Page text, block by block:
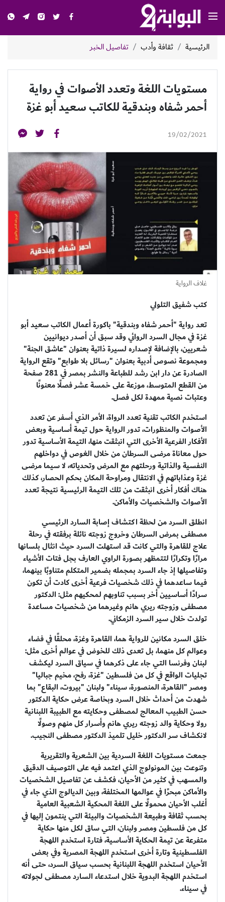
الرئيسية ثقافة وأدب تفاصيل الخبر
مستويات اللغة وتعدد الأصوات في رواية
أحمر شفاه وبندقية للكاتب سعيد أبو غزة
19/02/2021
غلاف الرواية
كتب شفيق التلولي
تعد رواية "أحمر شفاه وبندقية" باكورة أعمال الكاتب سعيد أبو
غزة في مجال السرد الروائي وقد سبق أن أصدر ديوانيين
شعريين، بالإضافة لإصداره لسيرة ذاتية بعنوان "عاشق الجنة"
ومجموعة نصوص أدبية بعنوان "رسائل بلا طوابع" وتقع الرواية
الصادرة عن دار ابن رشد للطباعة والنشر بمصر في 281 صفحة
من القطع المتوسط، موزعة على خمسة عشر فصلًا معنونًا
وعتبات نصية ممهدة لكل فصل.
استخدم الكاتب تقنية تعدد الرواة، الأمر الذي أسفر عن تعدد
الأصوات والمنظورات، تدور الرواية حول تيمة أساسية وبعض
الأفكار الفرعية الأخرى التي انبثقت منها، التيمة الأساسية تدور
حول معاناة مرضى السرطان من خلال الغوص في دواخلهم
النفسية والذاتية ورحلتهم مع المرض وتحدياته، لا سيما مرضى
غزة وعذاباتهم في الانتقال ومراوحة المكان بحكم الحصار، كذلك
هناك أفكار أخرى انبثقت من تلك التيمة الرئيسية نتيجة تعدد
الأصوات والشخصيات والأماكن.
انطلق السرد من لحظة اكتشاف إصابة السارد الرئيسي
مصطفى بمرض السرطان وخروج زوجته نائلة برفقته في رحلة
علاج للقاهرة والتي كانت قد استهلت السرد حيث انثال بلسانها
مرارًا وتكرارًا لتتمظهر بصورة الراوي العارف بجل فتات الأشياء
وتفاصيلها إذ جاء السرد بمجمله بضمير المتكلم متناوبًا بينهما،
فيما ساعدهما في ذلك شخصيات فرعية أخرى كادت أن تكون
سرادًا أساسيين أخر بسبب تناوبهم لمحكيهم مثل: الدكتور
مصطفى وزوجته ريري هانم وغيرهما من شخصيات مساعدة
تولدت خلال سير السرد الزمكاني.
خلق السرد مكانين للرواية هما، القاهرة وغزة، محلقًا في فضاء
وعوالم كل منهما، بل تعدى ذلك للخوض في عوالم أخرى مثل:
لبنان وفرنسا التي جاء على ذكرهما في سياق السرد ليكشف
تجليات الواقع في كل من فلسطين "غزة، رفح، مخيم جباليا"
ومصر "القاهرة، المنصورة، سيناء" ولبنان "بيروت، البقاع" بما
شهدت من أحداث خلال السرد وبخاصة عرض حكاية الدكتور
حسن الطبيب المعالج لمصطفى وحكايته مع الطبيبة اللبنانية
رولا وحكاية والد زوجته ريري هانم وأسرار كل منهم وصولًا
لانكشاف سر الدكتور خليل تلميذ الدكتور مصطفى النجيب.
جمعت مستويات اللغة السردية بين الشعرية والتقريرية
وتنوعت بين المونولوج الذي اعتمد فيه على التوصيف الدقيق
والمسهب في كثير من الأحيان، فكشف عن تفاصيل الشخصيات
والأماكن مبحرًا في عوالمها المختلفة، وبين الديالوج الذي جاء في
أغلب الأحيان محمولًا على اللغة المحكية الشعبية العامية
بحسب ثقافة وطبيعة الشخصيات والبيئة التي ينتمون إليها في
كل من فلسطين ومصر ولبنان، التي ساق لكل منها حكاية
متفرعة عن تيمة الحكاية الأساسية، فتارة استخدم اللهجة
الفلسطينية وتارة أخرى استخدم اللهجة المصرية وفي بعض
الأحيان استخدم اللهجة اللبنانية بحسب سياق السرد، حتى أنه
استخدم اللهجة البدوية خلال استدعاء السارد مصطفى لجولاته
في سيناء.